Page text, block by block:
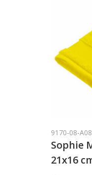
9170-08-A08
Sophie
21x16